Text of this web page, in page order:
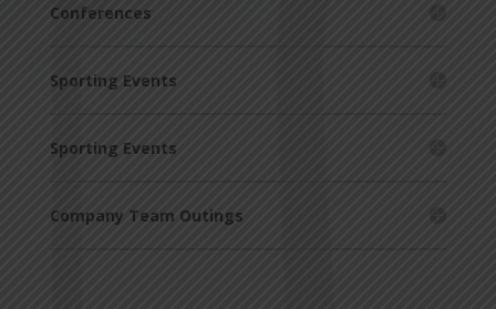
Conferences
Sporting Events
Sporting Events
Company Team Outings